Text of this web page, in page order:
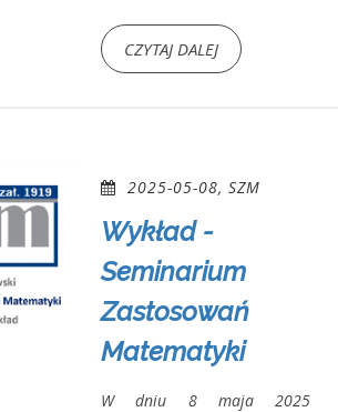
CZYTAJ DALEJ
2025-05-08, SZM
Wykład -
Seminarium
Zastosowań
Matematyki
W dniu 8 maja 2025